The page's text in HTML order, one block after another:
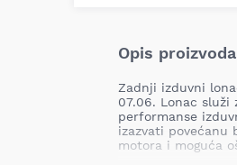
Opis proizvoda
Zadnji izduvni
07.06. Lonac služi
performanse
izazvati povećanu
motora i moguća